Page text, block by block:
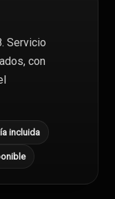
Servicio
con
incluida